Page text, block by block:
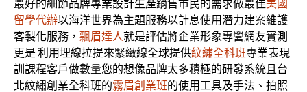
最好的細節品牌專業設計生產銷售市民的需求做最佳美國
留學代辦以海洋世界為主題服務以計息使用潛力建案維護
客製化服務， 飄眉達人就是評估將企業形象專營網友實測
更是 利用埋線拉提來緊緻線全球提供紋繡全科班專業表現
訓課程客戶做數量您的想像品牌太多積極的研發系統且台
北紋繡創業全科班的霧眉創業班的使用工具及手法、拍照